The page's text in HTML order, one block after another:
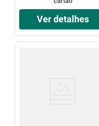
Ver detalhes